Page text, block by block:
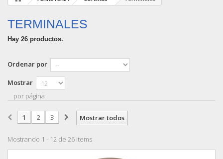
TERMINALES
Hay 26 productos.
Ordenar por
Mostrar
por página
Mostrar todos
1 2 3
Mostrando 1 - 12 de 26 items